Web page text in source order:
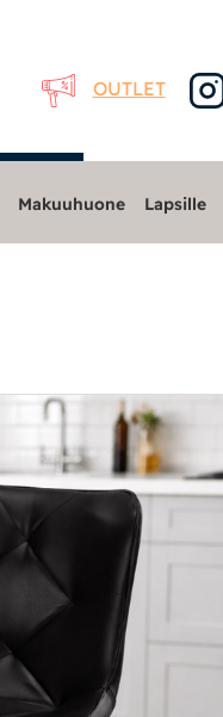
OUTLET
Makuuhuone Lapsille